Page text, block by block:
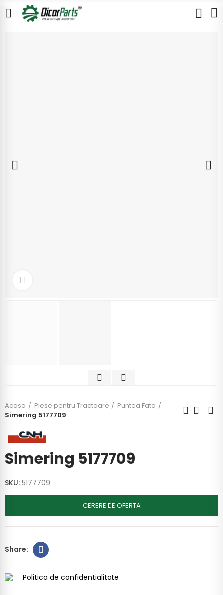
Acasa Piese pentru Tractoare
Puntea Fata
Simering 5177709
Simering 5177709
SKU: 5177709
CERERE DE OFERTA
Politica de confidentialitate